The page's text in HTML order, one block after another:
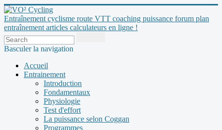
Entraînement cyclisme route VTT coaching puissance forum plan
entraînement articles calculateurs en ligne !
Basculer la navigation
Accueil
Entrainement
Introduction
Fondamentaux
Physiologie
Test d'effort
La puissance selon Coggan
Programmes